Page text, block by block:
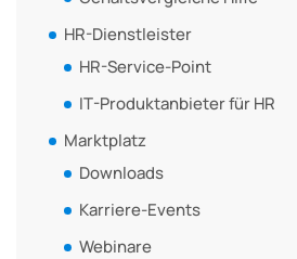
HR-Dienstleister
HR-Service-Point
IT-Produktanbieter für HR
Marktplatz
Downloads
Karriere-Events
Webinare